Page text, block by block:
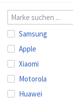
Samsung
Apple
Xiaomi
Motorola
Huawei